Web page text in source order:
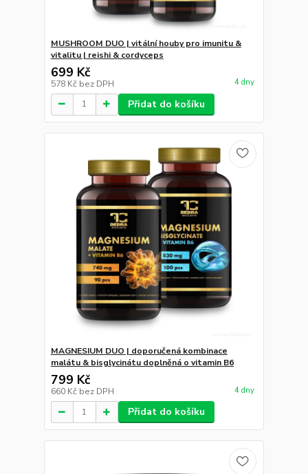
MUSHROOM DUO | vitální houby pro imunitu &
vitalitu | reishi & cordyceps
699 Kč
578 Kč bez DPH 4 dny
Přidat do košíku
MAGNESIUM DUO | doporučená kombinace
malátu & bisglycinátu doplněná o vitamin B6
799 Kč
660 Kč bez DPH 4 dny
Přidat do košíku